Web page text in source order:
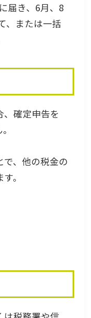
届き、6月、8
、または一括
、確定申告を
で、他の税金の
。